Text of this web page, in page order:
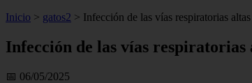
Inicio > gatos2 > Infección de las vías respiratorias
Infección de las vías respiratorias
📅 06/05/2025